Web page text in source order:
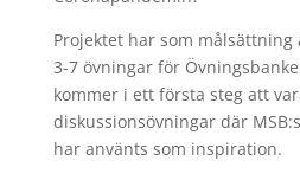
Projektet har som
3-7 övningar för
kommer i ett första steg att
diskussionsövningar där
har använts som inspiration.